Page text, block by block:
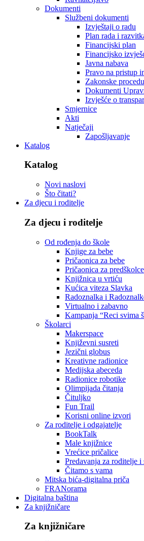
Dokumenti
Službeni dokumenti
Izvještaji o radu
Plan rada i
Financijski plan
Financijsko
Javna nabava
Pravo na pristup
Zakonske
Dokumenti
Izvješće o
Smjernice
Akti
Natječaji
Zapošljavanje
Katalog
Katalog
Novi naslovi
Što čitati?
Za djecu i roditelje
Za djecu i roditelje
Od rođenja do škole
Knjige za bebe
Pričaonica za bebe
Pričaonica za predškolce
Knjižnica u vrtiću
Kućica viteza Slavka
Radoznalka i
Virtualno i zabavno
Kampanja “Reci svima
Školarci
Makerspace
Književni susreti
Jezični globus
Kreativne radionice
Medijska abeceda
Radionice robotike
Olimpijada čitanja
Čituljko
Fun Trail
Korisni online izvori
Za roditelje i odgajatelje
BookTalk
Male knjižnice
Vrećice pričalice
Predavanja za roditelje i
Čitamo s vama
Mitska bića-digitalna priča
FRANorama
Digitalna baština
Za knjižničare
Za knjižničare